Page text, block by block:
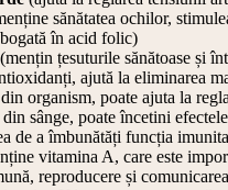
sănătatea ochilor,
în acid folic)
(mențin țesuturile sănătoase și
ajută la eliminarea
organism, poate ajuta la
sânge, poate încetini
de a îmbunătăți funcția
vitamina A, care este
reproducere și